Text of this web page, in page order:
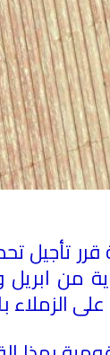
تأجيل
من
الزملاء